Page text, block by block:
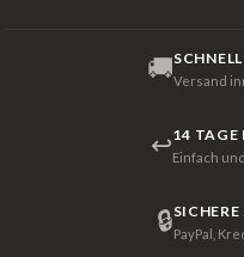
🚚Versand
↩14 TAGE
Einfach
🔒PayPal,